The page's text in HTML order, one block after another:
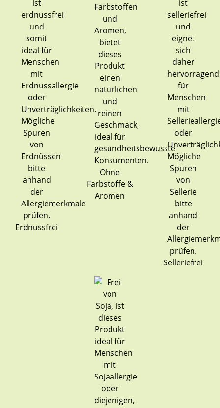
Erdnussfrei
Ohne
Farbstoffe &
Aromen
Selleriefrei